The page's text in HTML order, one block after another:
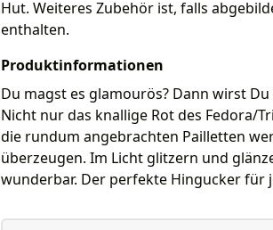
Hut. Weiteres Zubehör ist, falls
enthalten.
Produktinformationen
Du magst es glamourös? Dann wirst
Nicht nur das knallige Rot des Fedora/
die rundum angebrachten Pailletten
überzeugen. Im Licht glitzern und
wunderbar. Der perfekte Hingucker für